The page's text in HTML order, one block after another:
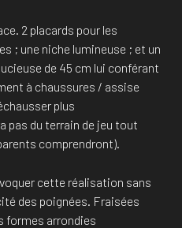
2 placards pour les
; une niche lumineuse ; et un
de 45 cm lui conférant
à chaussures / assise
plus
pas du terrain de jeu tout
comprendront).
cette réalisation sans
des poignées. Fraisées
formes arrondies